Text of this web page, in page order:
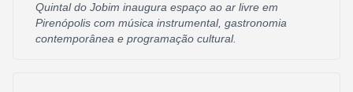
Quintal do Jobim inaugura espaço ao ar livre em
Pirenópolis com música instrumental, gastronomia
contemporânea e programação cultural.